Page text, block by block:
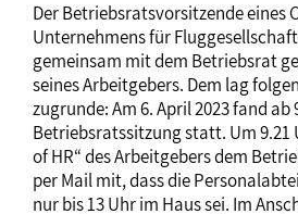
Der Betriebsratsvorsitzende eines
Unternehmens für
gemeinsam mit dem Betriebsrat
seines Arbeitgebers. Dem lag
zugrunde: Am 6. April 2023 fand ab
Betriebsratssitzung statt. Um 9.21
of HR“ des Arbeitgebers dem
per Mail mit, dass die
nur bis 13 Uhr im Haus sei. Im